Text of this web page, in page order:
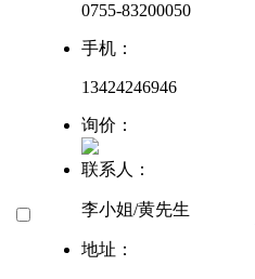
0755-83200050
手机：
13424246946
询价：
联系人：
李小姐/黄先生
地址：